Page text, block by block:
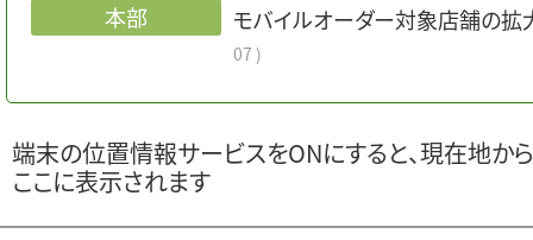
本部
モバイルオーダー対象店舗の拡
07
端末の位置情報サービスをONにすると、現在地か
ここに表示されます